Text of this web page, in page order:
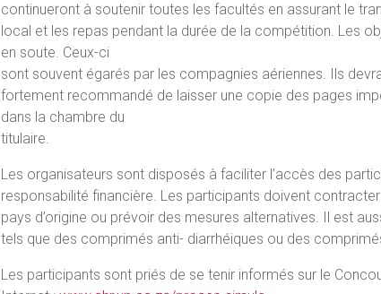
continueront à soutenir toutes les facultés en assurant le
local et les repas pendant la durée de la compétition. Les
en soute. Ceux-ci
sont souvent égarés par les compagnies aériennes. Ils
fortement recommandé de laisser une copie des pages
dans la chambre du
titulaire.
Les organisateurs sont disposés à faciliter l’accès des
responsabilité financière. Les participants doivent
pays d’origine ou prévoir des mesures alternatives. Il est
tels que des comprimés anti- diarrhéiques ou des
Les participants sont priés de se tenir informés sur le